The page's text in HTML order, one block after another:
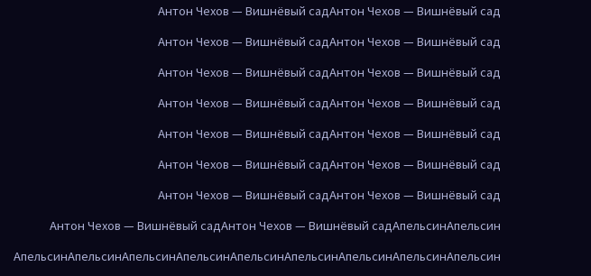
Антон Чехов — Вишнёвый садАнтон Чехов — Вишнёвый сад
Антон Чехов — Вишнёвый садАнтон Чехов — Вишнёвый сад
Антон Чехов — Вишнёвый садАнтон Чехов — Вишнёвый сад
Антон Чехов — Вишнёвый садАнтон Чехов — Вишнёвый сад
Антон Чехов — Вишнёвый садАнтон Чехов — Вишнёвый сад
Антон Чехов — Вишнёвый садАнтон Чехов — Вишнёвый сад
Антон Чехов — Вишнёвый садАнтон Чехов — Вишнёвый сад
Антон Чехов — Вишнёвый садАнтон Чехов — Вишнёвый садАпельсинАпельсин
АпельсинАпельсинАпельсинАпельсинАпельсинАпельсинАпельсинАпельсинАпельсин